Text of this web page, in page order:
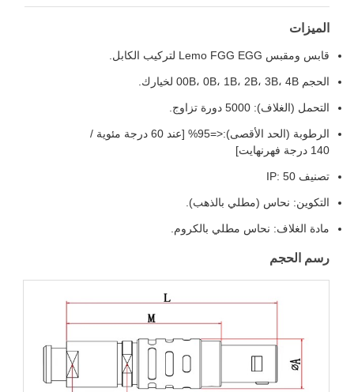
الميزات
قابس ومقبس Lemo FGG EGG لتركيب الكابل.
الحجم 00B، 0B، 1B، 2B، 3B، 4B لخيارك.
التحمل (الغلاف): 5000 دورة تزاوج.
الرطوبة (الحد الأقصى):<=95% [عند 60 درجة مئوية /
140 درجة فهرنهايت]
تصنيف IP: 50
التكوين: نحاس (مطلي بالذهب).
مادة الغلاف: نحاس مطلي بالكروم.
رسم الحجم